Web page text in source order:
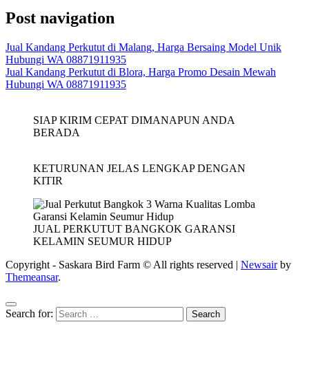
Post navigation
Jual Kandang Perkutut di Malang, Harga Bersaing Model Unik
Hubungi WA 08871911935
Jual Kandang Perkutut di Blora, Harga Promo Desain Mewah
Hubungi WA 08871911935
SIAP KIRIM CEPAT DIMANAPUN ANDA
BERADA
KETURUNAN JELAS LENGKAP DENGAN
KITIR
JUAL PERKUTUT BANGKOK GARANSI
KELAMIN SEUMUR HIDUP
Copyright - Saskara Bird Farm © All rights reserved | Newsairby
Themeansar.
Search for: